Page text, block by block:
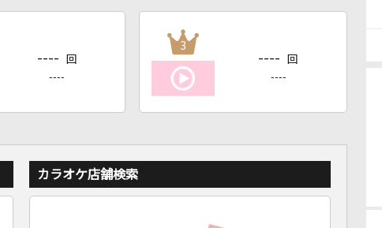
---- 回
----
3
---- 回
----
カラオケ店舗検索